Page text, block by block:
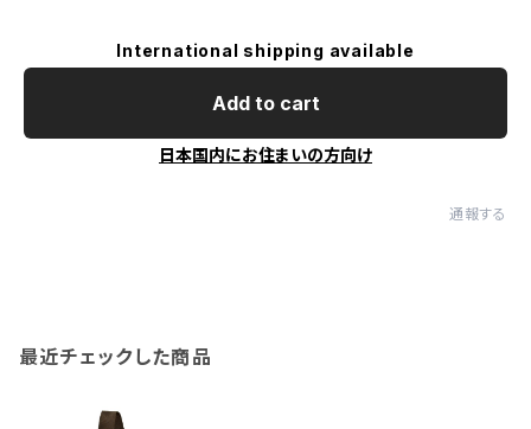
International shipping available
Add to cart
日本国内にお住まいの方向け
通報する
最近チェックした商品